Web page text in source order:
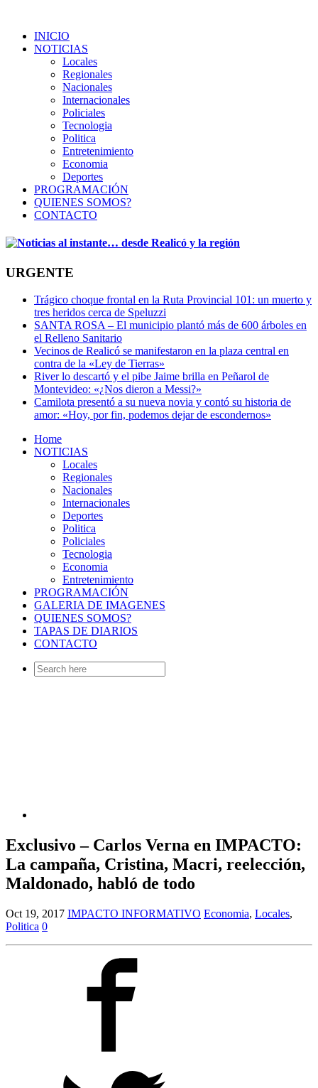
INICIO
NOTICIAS
Locales
Regionales
Nacionales
Internacionales
Policiales
Tecnologia
Politica
Entretenimiento
Economia
Deportes
PROGRAMACIÓN
QUIENES SOMOS?
CONTACTO
URGENTE
Trágico choque frontal en la Ruta Provincial 101: un muerto y
tres heridos cerca de Speluzzi
SANTA ROSA – El municipio plantó más de 600 árboles en
el Relleno Sanitario
Vecinos de Realicó se manifestaron en la plaza central en
contra de la «Ley de Tierras»
River lo descartó y el pibe Jaime brilla en Peñarol de
Montevideo: «¿Nos dieron a Messi?»
Camilota presentó a su nueva novia y contó su historia de
amor: «Hoy, por fin, podemos dejar de escondernos»
Home
NOTICIAS
Locales
Regionales
Nacionales
Internacionales
Deportes
Politica
Policiales
Tecnologia
Economia
Entretenimiento
PROGRAMACIÓN
GALERIA DE IMAGENES
QUIENES SOMOS?
TAPAS DE DIARIOS
CONTACTO
Search
for:
Exclusivo – Carlos Verna en IMPACTO:
La campaña, Cristina, Macri, reelección,
Maldonado, habló de todo
Oct 19, 2017 IMPACTO INFORMATIVO Economia, Locales,
Politica 0